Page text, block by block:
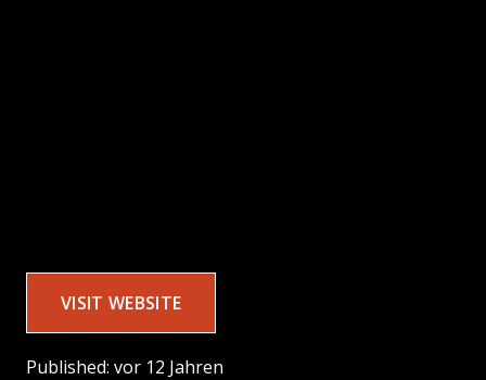
VISIT WEBSITE
Published: vor 12 Jahren